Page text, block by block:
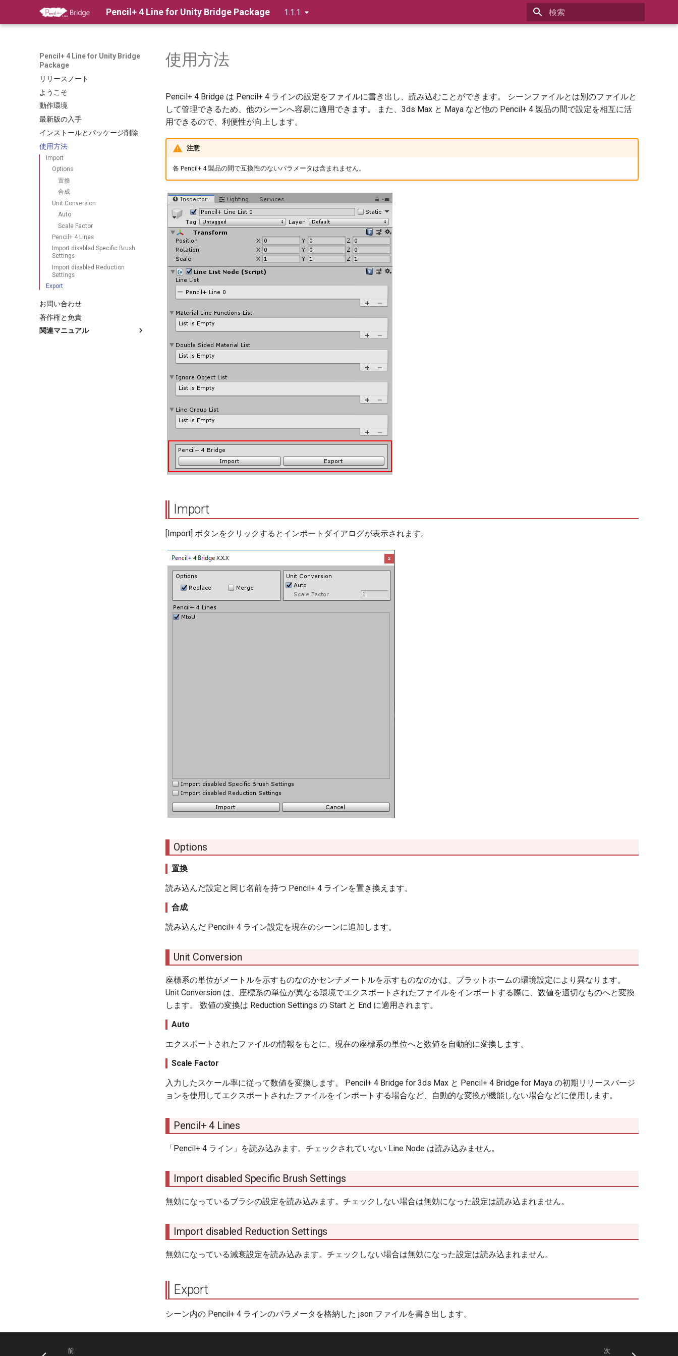
Pencil+ 4 Line for Unity Bridge Package 1.1.1
Pencil+ 4 Line for Unity Bridge
Package
リリースノート
ようこそ
動作環境
最新版の入手
インストールとパッケージ削除
使用方法
Import
Options
置換
合成
Unit Conversion
Auto
Scale Factor
Pencil+ 4 Lines
Import disabled Specific Brush
Settings
Import disabled Reduction
Settings
Export
お問い合わせ
著作権と免責
関連マニュアル
使用方法
Pencil+ 4 Bridge は Pencil+ 4 ラインの設定をファイルに書き出し、読み込むことができます。 シーンファイルとは別のファイルと
して管理できるため、他のシーンへ容易に適用できます。 また、3ds Max と Maya など他の Pencil+ 4 製品の間で設定を相互に活
用できるので、利便性が向上します。
注意
各 Pencil+ 4 製品の間で互換性のないパラメータは含まれません。
Import
[Import] ボタンをクリックするとインポートダイアログが表示されます。
Options
置換
読み込んだ設定と同じ名前を持つ Pencil+ 4 ラインを置き換えます。
合成
読み込んだ Pencil+ 4 ライン設定を現在のシーンに追加します。
Unit Conversion
座標系の単位がメートルを示すものなのかセンチメートルを示すものなのかは、プラットホームの環境設定により異なります。
Unit Conversion は、座標系の単位が異なる環境でエクスポートされたファイルをインポートする際に、数値を適切なものへと変換
します。 数値の変換は Reduction Settings の Start と End に適用されます。
Auto
エクスポートされたファイルの情報をもとに、現在の座標系の単位へと数値を自動的に変換します。
Scale Factor
入力したスケール率に従って数値を変換します。 Pencil+ 4 Bridge for 3ds Max と Pencil+ 4 Bridge for Maya の初期リリースバージ
ョンを使用してエクスポートされたファイルをインポートする場合など、自動的な変換が機能しない場合などに使用します。
Pencil+ 4 Lines
「Pencil+ 4 ライン」を読み込みます。チェックされていない Line Node は読み込みません。
Import disabled Specific Brush Settings
無効になっているブラシの設定を読み込みます。チェックしない場合は無効になった設定は読み込まれません。
Import disabled Reduction Settings
無効になっている減衰設定を読み込みます。チェックしない場合は無効になった設定は読み込まれません。
Export
シーン内の Pencil+ 4 ラインのパラメータを格納した json ファイルを書き出します。
前 次